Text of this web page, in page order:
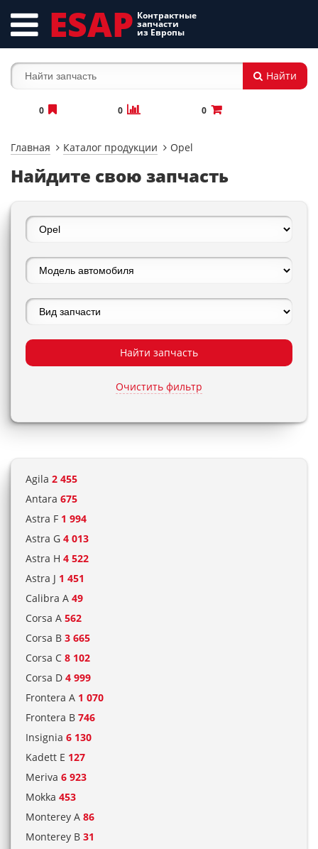
ESAP Контрактные
запчасти
из Европы
Найти
0 0 0
Главная Каталог продукции Opel
Найдите свою запчасть
Найти запчасть
Очистить фильтр
Agila 2 455
Antara 675
Astra F 1 994
Astra G 4 013
Astra H 4 522
Astra J 1 451
Calibra A 49
Corsa A 562
Corsa B 3 665
Corsa C 8 102
Corsa D 4 999
Frontera A 1 070
Frontera B 746
Insignia 6 130
Kadett E 127
Meriva 6 923
Mokka 453
Monterey A 86
Monterey B 31